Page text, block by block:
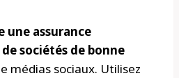
une assurance
sociétés de bonne
médias sociaux. Utilisez